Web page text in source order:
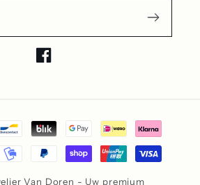
Facebook
Van Doren - Uw premium